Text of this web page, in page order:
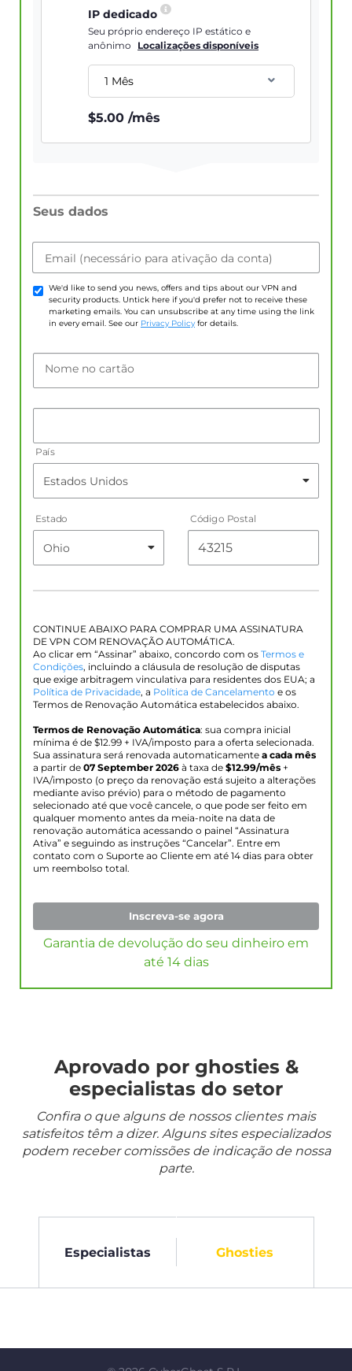
IP dedicado
Seu próprio endereço IP estático e
anônimo
Localizações disponíveis
1 Mês
$5.00 /mês
Seus dados
Email (necessário para ativação da conta)
We'd like to send you news, offers and tips about our VPN and
security products. Untick here if you'd prefer not to receive these
marketing emails. You can unsubscribe at any time using the link
in every email. See our Privacy Policy for details.
Nome no cartão
País
Estado Código Postal
CONTINUE ABAIXO PARA COMPRAR UMA ASSINATURA
DE VPN COM RENOVAÇÃO AUTOMÁTICA.
Ao clicar em “Assinar” abaixo, concordo com os Termos e
Condições, incluindo a cláusula de resolução de disputas
que exige arbitragem vinculativa para residentes dos EUA; a
Política de Privacidade, a Política de Cancelamento e os
Termos de Renovação Automática estabelecidos abaixo.
Termos de Renovação Automática: sua compra inicial
mínima é de $12.99 + IVA/imposto para a oferta selecionada.
Sua assinatura será renovada automaticamente a cada mês
a partir de 07 September 2026 à taxa de $12.99/mês +
IVA/imposto (o preço da renovação está sujeito a alterações
mediante aviso prévio) para o método de pagamento
selecionado até que você cancele, o que pode ser feito em
qualquer momento antes da meia-noite na data de
renovação automática acessando o painel “Assinatura
Ativa” e seguindo as instruções “Cancelar”. Entre em
contato com o Suporte ao Cliente em até 14 dias para obter
um reembolso total.
Inscreva-se agora
Garantia de devolução do seu dinheiro em
até 14 dias
Aprovado por ghosties &
especialistas do setor
Confira o que alguns de nossos clientes mais
satisfeitos têm a dizer. Alguns sites especializados
podem receber comissões de indicação de nossa
parte.
Especialistas Ghosties